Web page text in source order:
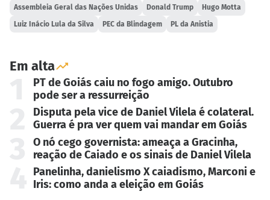
Assembleia Geral das Nações Unidas Donald Trump Hugo Motta
Luiz Inácio Lula da Silva PEC da Blindagem PL da Anistia
Em alta
PT de Goiás caiu no fogo amigo. Outubro
pode ser a ressurreição
Disputa pela vice de Daniel Vilela é colateral.
Guerra é pra ver quem vai mandar em Goiás
O nó cego governista: ameaça a Gracinha,
reação de Caiado e os sinais de Daniel Vilela
Panelinha, danielismo X caiadismo, Marconi e
Iris: como anda a eleição em Goiás